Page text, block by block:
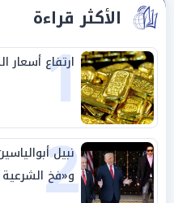
الأكثر قراءة
1
ارتفاع
2
نبيل
و«فخ